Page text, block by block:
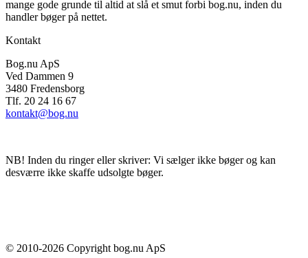
mange gode grunde til altid at slå et smut forbi bog.nu, inden du
handler bøger på nettet.
Kontakt
Bog.nu ApS
Ved Dammen 9
3480 Fredensborg
Tlf. 20 24 16 67
kontakt@bog.nu
NB! Inden du ringer eller skriver: Vi sælger ikke bøger og kan
desværre ikke skaffe udsolgte bøger.
© 2010-2026 Copyright bog.nu ApS